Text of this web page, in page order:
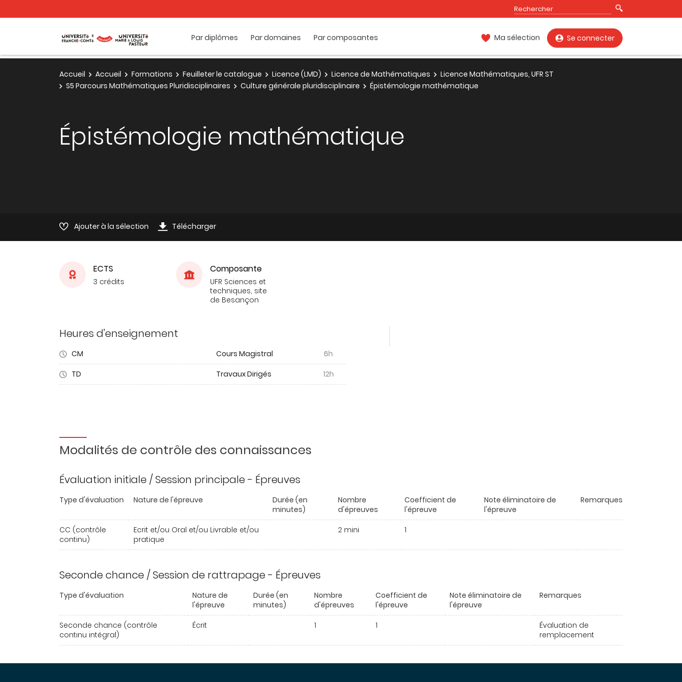
Par diplômes Par domaines Par composantes Ma sélection Se connecter
Accueil Accueil Formations Feuilleter le catalogue Licence (LMD) Licence de Mathématiques
Licence Mathématiques, UFR ST
S5 Parcours Mathématiques Pluridisciplinaires
Culture générale pluridisciplinaire Épistémologie mathématique
Épistémologie mathématique
Ajouter à la sélection Télécharger
ECTS
3 crédits
Composante
UFR Sciences et
techniques, site
de Besançon
Heures d'enseignement
CM Cours Magistral
6h
TD
Travaux Dirigés 12h
Modalités de contrôle des connaissances
Évaluation initiale / Session principale - Épreuves
Type d'évaluation Nature de l'épreuve
Durée (en
minutes)
Nombre
d'épreuves
Coefficient de
l'épreuve
Note éliminatoire de
l'épreuve
Remarques
CC (contrôle
continu)
Ecrit et/ou Oral et/ou Livrable et/ou
pratique
2 mini 1
Seconde chance / Session de rattrapage - Épreuves
Type d'évaluation
Nature de
l'épreuve
Durée (en
minutes)
Nombre
d'épreuves
Coefficient de
l'épreuve
Note éliminatoire de
l'épreuve
Remarques
Seconde chance (contrôle
continu intégral)
Écrit 1 1
Évaluation de
remplacement